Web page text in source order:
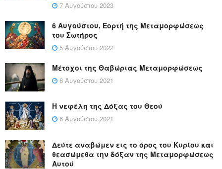
7 Αυγούστου 2023
6 Αυγούστου, Εορτή της Μεταμορφώσεως
του Σωτήρος
5 Αυγούστου 2022
Μέτοχοι της Θαβώριας Μεταμορφώσεως
6 Αυγούστου 2021
Η νεφέλη της Δόξας του Θεού
6 Αυγούστου 2021
Δεύτε αναβώμεν εις το όρος του Κυρίου και
θεασώμεθα την δόξαν της Μεταμορφώσεως
Αυτού